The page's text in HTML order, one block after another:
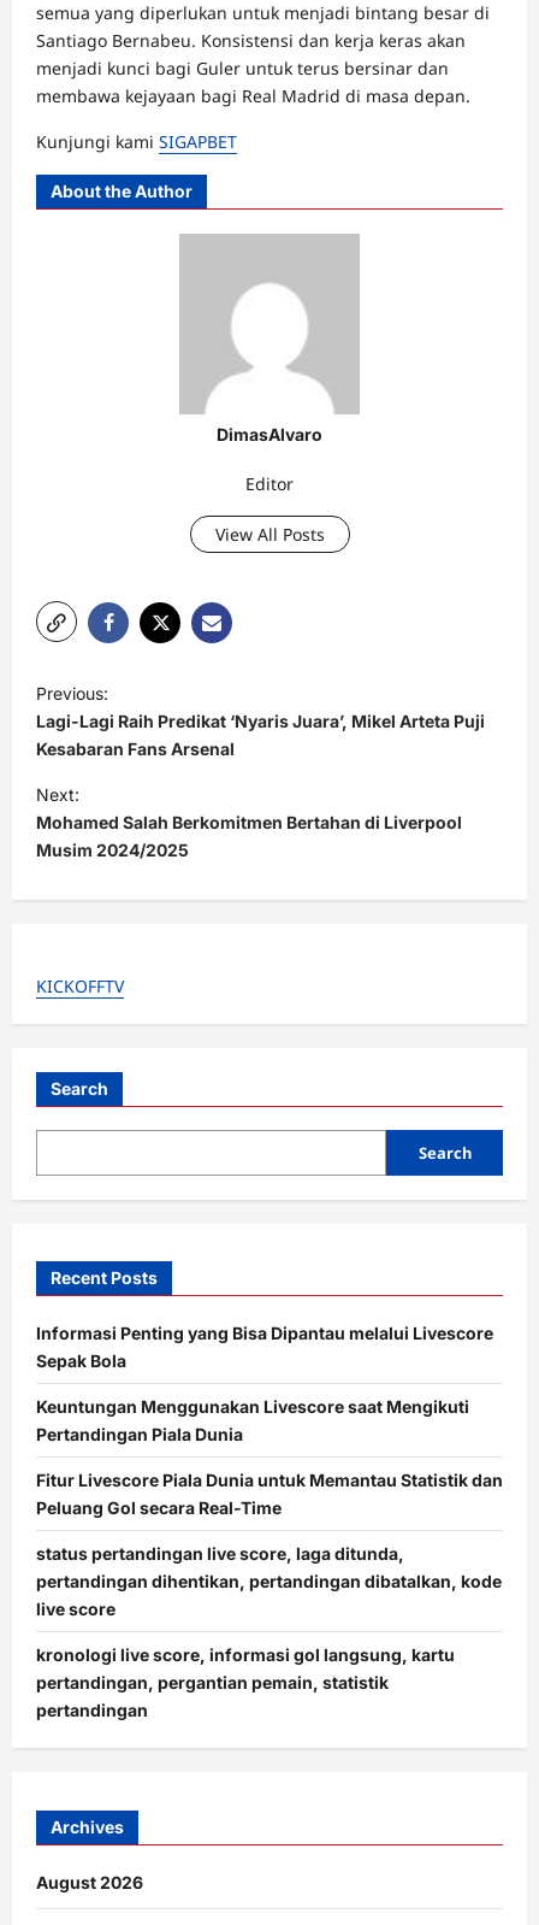
semua yang diperlukan untuk menjadi bintang besar di
Santiago Bernabeu. Konsistensi dan kerja keras akan
menjadi kunci bagi Guler untuk terus bersinar dan
membawa kejayaan bagi Real Madrid di masa depan.
Kunjungi kami SIGAPBET
About the Author
DimasAlvaro
Editor
View All Posts
o
s
t
n
a
v
g
o
Previous:
Lagi-Lagi Raih Predikat ‘Nyaris Juara’, Mikel Arteta Puji
Kesabaran Fans Arsenal
Next:
Mohamed Salah Berkomitmen Bertahan di Liverpool
Musim 2024/2025
KICKOFFTV
Search
Search
Recent Posts
Informasi Penting yang Bisa Dipantau melalui Livescore
Sepak Bola
Keuntungan Menggunakan Livescore saat Mengikuti
Pertandingan Piala Dunia
Fitur Livescore Piala Dunia untuk Memantau Statistik dan
Peluang Gol secara Real-Time
status pertandingan live score, laga ditunda,
pertandingan dihentikan, pertandingan dibatalkan, kode
live score
kronologi live score, informasi gol langsung, kartu
pertandingan, pergantian pemain, statistik
pertandingan
Archives
August 2026